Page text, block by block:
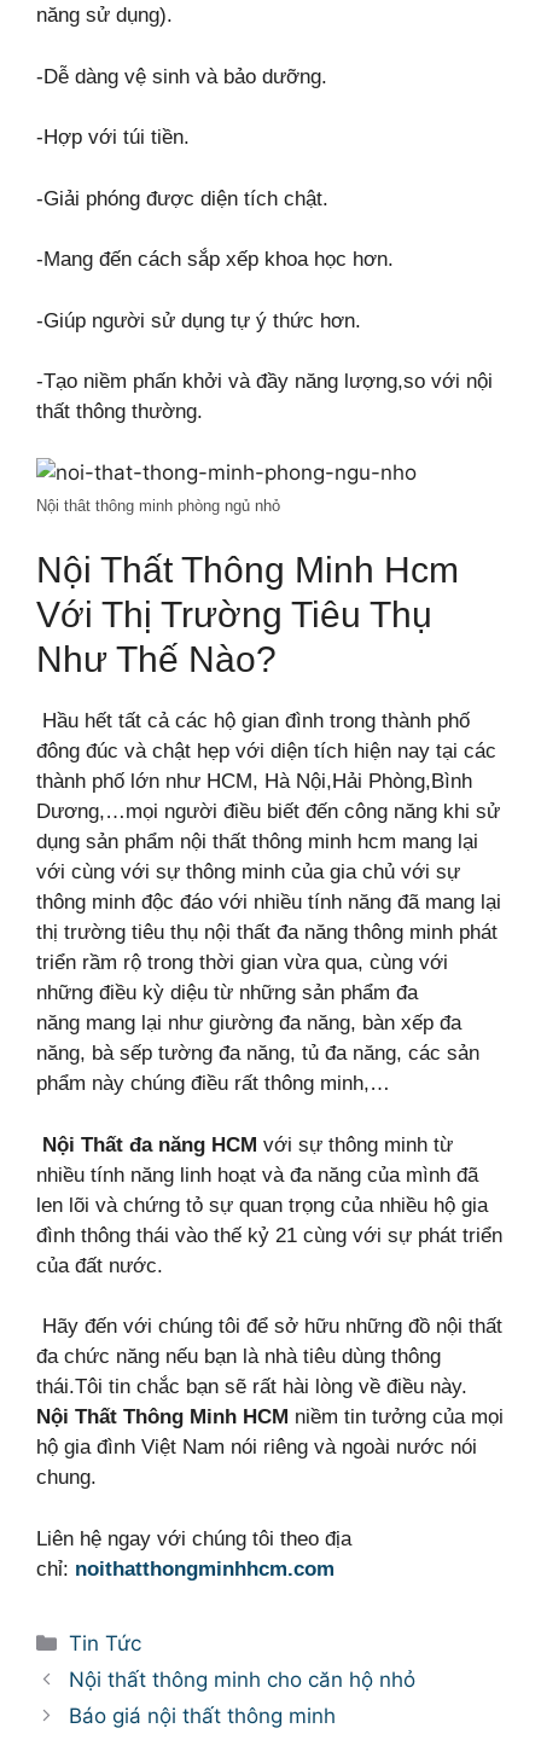
năng sử dụng).
-Dễ dàng vệ sinh và bảo dưỡng.
-Hợp với túi tiền.
-Giải phóng được diện tích chật.
-Mang đến cách sắp xếp khoa học hơn.
-Giúp người sử dụng tự ý thức hơn.
-Tạo niềm phấn khởi và đầy năng lượng,so với nội
thất thông thường.
Nội thât thông minh phòng ngủ nhỏ
Nội Thất Thông Minh Hcm
Với Thị Trường Tiêu Thụ
Như Thế Nào?
Hầu hết tất cả các hộ gian đình trong thành phố
đông đúc và chật hẹp với diện tích hiện nay tại các
thành phố lớn như HCM, Hà Nội,Hải Phòng,Bình
Dương,…mọi người điều biết đến công năng khi sử
dụng sản phẩm nội thất thông minh hcm mang lại
với cùng với sự thông minh của gia chủ với sự
thông minh độc đáo với nhiều tính năng đã mang lại
thị trường tiêu thụ nội thất đa năng thông minh phát
triển rầm rộ trong thời gian vừa qua, cùng với
những điều kỳ diệu từ những sản phẩm đa
năng mang lại như giường đa năng, bàn xếp đa
năng, bà sếp tường đa năng, tủ đa năng, các sản
phẩm này chúng điều rất thông minh,…
Nội Thất đa năng HCM với sự thông minh từ
nhiều tính năng linh hoạt và đa năng của mình đã
len lõi và chứng tỏ sự quan trọng của nhiều hộ gia
đình thông thái vào thế kỷ 21 cùng với sự phát triển
của đất nước.
Hãy đến với chúng tôi để sở hữu những đồ nội thất
đa chức năng nếu bạn là nhà tiêu dùng thông
thái.Tôi tin chắc bạn sẽ rất hài lòng về điều này.
Nội Thất Thông Minh HCM niềm tin tưởng của mọi
hộ gia đình Việt Nam nói riêng và ngoài nước nói
chung.
Liên hệ ngay với chúng tôi theo địa
chỉ: noithatthongminhhcm.com
Danh
mục
Tin Tức
Nội thất thông minh cho căn hộ nhỏ
Báo giá nội thất thông minh